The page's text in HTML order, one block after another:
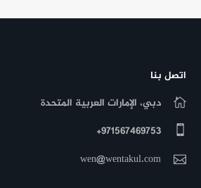
اتصل بنا
دبي، الإمارات العربية المتحدة
971567469753+
wen@wentakul.com